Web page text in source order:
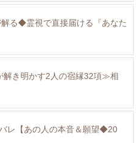
る◆霊視で直接届ける『あなた
き明かす2人の宿縁32項≫相
レ【あの人の本音＆願望◆20